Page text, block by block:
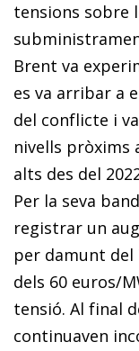
tensions sobre
Brent va
es va arribar a
del conflicte i
nivells pròxims
alts des del
Per la seva
registrar un
per damunt del
dels 60 euros/
tensió. Al final
continuaven